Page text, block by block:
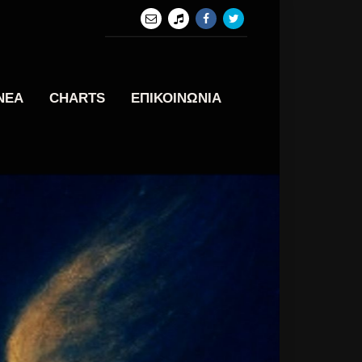
CHARTS ΕΠΙΚΟΙΝΩΝΙΑ